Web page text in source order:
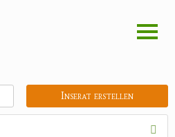
Inserat erstellen